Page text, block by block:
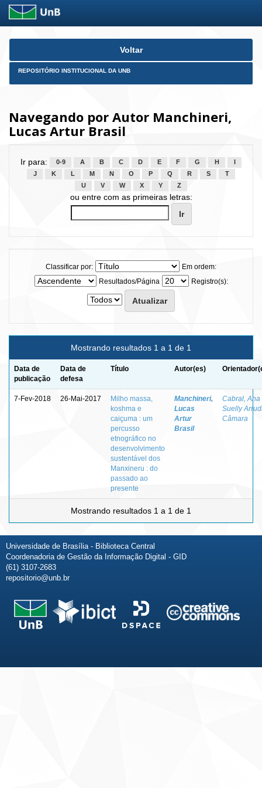
Skip
Voltar
REPOSITÓRIO INSTITUCIONAL DA UNB
Navegando por Autor Manchineri,
Lucas Artur Brasil
Ir para: 0-9 A B C D E F G H
J
K L M N O P Q R S
T
U
V W X Y Z
ou entre com as primeiras letras:
Classificar por:
Em ordem:
Resultados/Página
Registro(s):
Mostrando resultados 1 a 1 de 1
Data de
publicação
Data de
defesa
Título Autor(es)
7-Fev-2018 26-Mai-2017
Milho massa,
koshma e
caiçuma : um
percusso
etnográfico no
desenvolvimento
sustentável dos
Manxineru : do
passado ao
presente
Manchineri,
Lucas
Artur
Brasil
Cabral, Ana
Suelly
Câmara
Mostrando resultados 1 a 1 de 1
Universidade de Brasília - Biblioteca Central
Coordenadoria de Gestão da Informação Digital - GID
(61) 3107-2683
repositorio@unb.br